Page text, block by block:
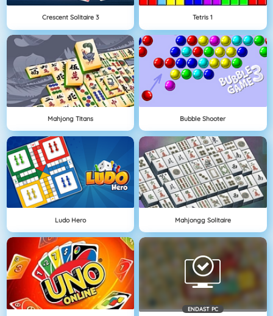
Crescent Solitaire 3 Tetris 1
Mahjong Titans Bubble Shooter
Ludo Hero Mahjongg Solitaire
ENDAST PC